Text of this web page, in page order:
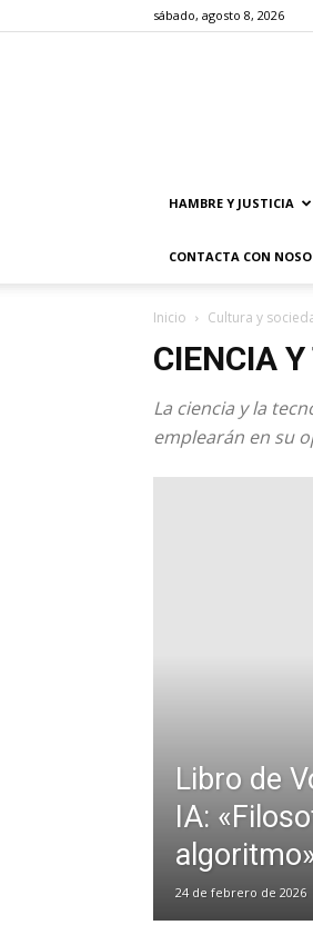
sábado, agosto 8, 2026
HAMBRE Y JUSTICIA
CONTACTA CON
Inicio Cultura y
CIENCIA
La ciencia y la
emplearán en su
Libro de
IA:
24 de febrero de 2026